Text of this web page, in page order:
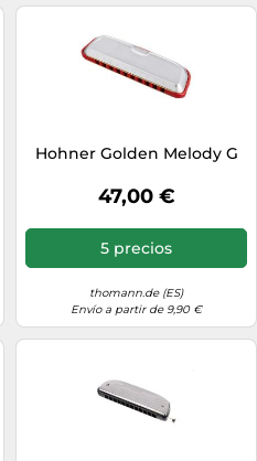
Hohner Golden Melody G
47,00 €
5 precios
thomann.de (ES)
Envío a partir de 9,90 €